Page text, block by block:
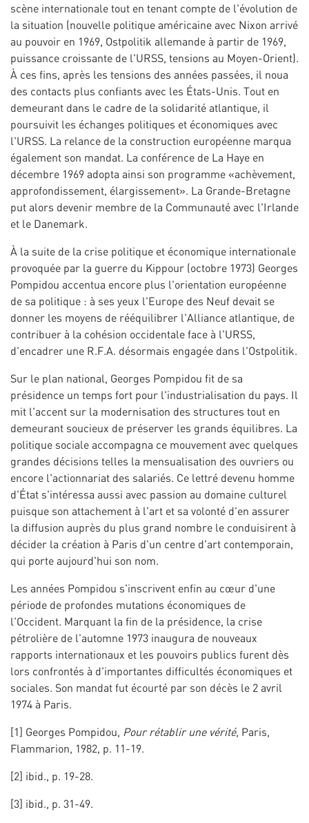
scène internationale tout en tenant compte de l'évolution de
la situation (nouvelle politique américaine avec Nixon arrivé
au pouvoir en 1969, Ostpolitik allemande à partir de 1969,
puissance croissante de l'URSS, tensions au Moyen-Orient).
À ces fins, après les tensions des années passées, il noua
des contacts plus confiants avec les États-Unis. Tout en
demeurant dans le cadre de la solidarité atlantique, il
poursuivit les échanges politiques et économiques avec
l'URSS. La relance de la construction européenne marqua
également son mandat. La conférence de La Haye en
décembre 1969 adopta ainsi son programme «achèvement,
approfondissement, élargissement». La Grande-Bretagne
put alors devenir membre de la Communauté avec l'Irlande
et le Danemark.
À la suite de la crise politique et économique internationale
provoquée par la guerre du Kippour (octobre 1973) Georges
Pompidou accentua encore plus l'orientation européenne
de sa politique : à ses yeux l'Europe des Neuf devait se
donner les moyens de rééquilibrer l'Alliance atlantique, de
contribuer à la cohésion occidentale face à l'URSS,
d'encadrer une R.F.A. désormais engagée dans l'Ostpolitik.
Sur le plan national, Georges Pompidou fit de sa
présidence un temps fort pour l'industrialisation du pays. Il
mit l'accent sur la modernisation des structures tout en
demeurant soucieux de préserver les grands équilibres. La
politique sociale accompagna ce mouvement avec quelques
grandes décisions telles la mensualisation des ouvriers ou
encore l'actionnariat des salariés. Ce lettré devenu homme
d'État s'intéressa aussi avec passion au domaine culturel
puisque son attachement à l'art et sa volonté d'en assurer
la diffusion auprès du plus grand nombre le conduisirent à
décider la création à Paris d'un centre d'art contemporain,
qui porte aujourd'hui son nom.
Les années Pompidou s'inscrivent enfin au cœur d'une
période de profondes mutations économiques de
l'Occident. Marquant la fin de la présidence, la crise
pétrolière de l'automne 1973 inaugura de nouveaux
rapports internationaux et les pouvoirs publics furent dès
lors confrontés à d'importantes difficultés économiques et
sociales. Son mandat fut écourté par son décès le 2 avril
1974 à Paris.
[1] Georges Pompidou, Pour rétablir une vérité, Paris,
Flammarion, 1982, p. 11-19.
[2] ibid., p. 19-28.
[3] ibid., p. 31-49.